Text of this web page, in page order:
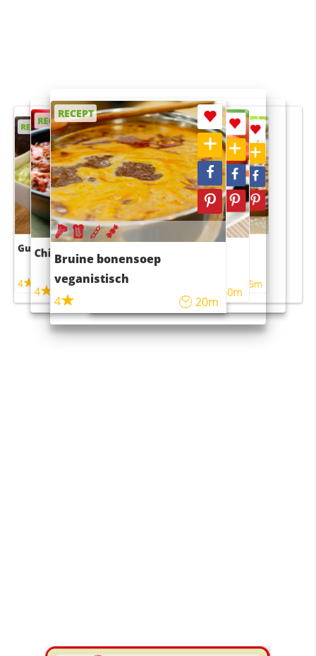
RECEPT
Guacamole
4
RECEPT
Chili con carne
4 45m
RECEPT
Bruine bonensoep
veganistisch
4
20m
RECEPT
Sushi rijstsalade
maaltijdsalade
40m
RECEPT
4 55m